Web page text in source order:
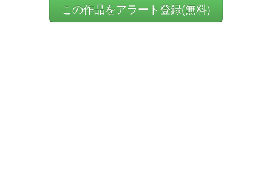
この作品をアラート登録(無料)